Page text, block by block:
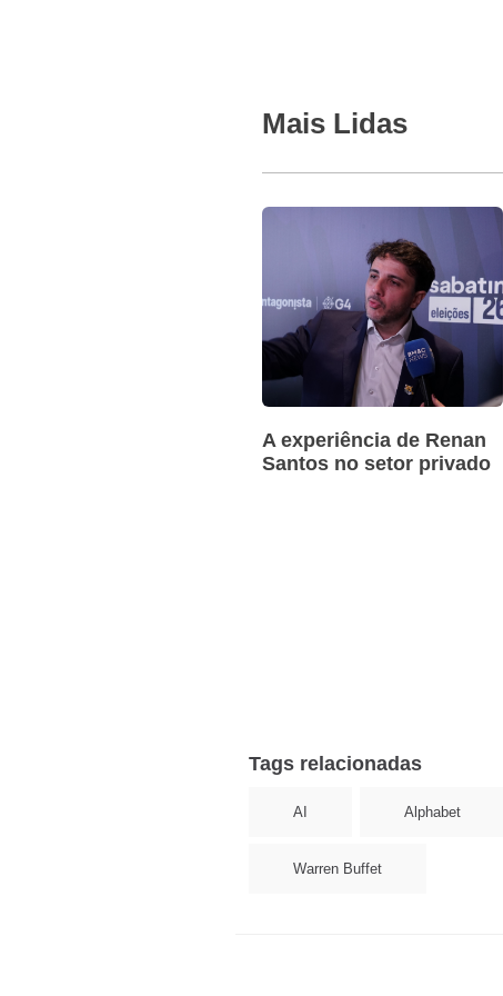
Mais Lidas
A experiência de Renan
Santos no setor privado
Tags relacionadas
AI Alphabet
Warren Buffet